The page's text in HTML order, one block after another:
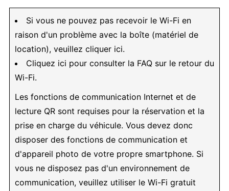
Si vous ne pouvez pas recevoir le Wi-Fi en
raison d'un problème avec la boîte (matériel de
location), veuillez cliquer ici.
Cliquez ici pour consulter la FAQ sur le retour du
Wi-Fi.
Les fonctions de communication Internet et de
lecture QR sont requises pour la réservation et la
prise en charge du véhicule. Vous devez donc
disposer des fonctions de communication et
d'appareil photo de votre propre smartphone. Si
vous ne disposez pas d'un environnement de
communication, veuillez utiliser le Wi-Fi gratuit